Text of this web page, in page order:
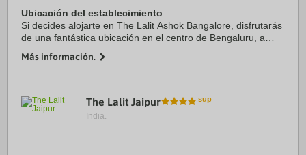
Ubicación del establecimiento
Si decides alojarte en The Lalit Ashok Bangalore, disfrutarás
de una fantástica ubicación en el centro de Bengaluru, a
Bangalore. Además, este ...
Más información.
The Lalit Jaipur
India.